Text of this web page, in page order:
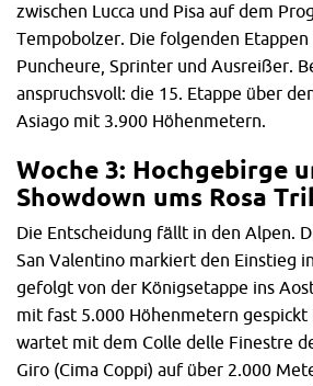
zwischen Lucca und Pisa auf dem
Tempobolzer. Die folgenden
Puncheure, Sprinter und Ausreißer.
anspruchsvoll: die 15. Etappe über
Asiago mit 3.900 Höhenmetern.
Woche 3: Hochgebirge
Showdown ums Rosa
Die Entscheidung fällt in den Alpen.
San Valentino markiert den Einstieg
gefolgt von der Königsetappe ins
mit fast 5.000 Höhenmetern gespickt
wartet mit dem Colle delle Finestre
Giro (Cima Coppi) auf über 2.000